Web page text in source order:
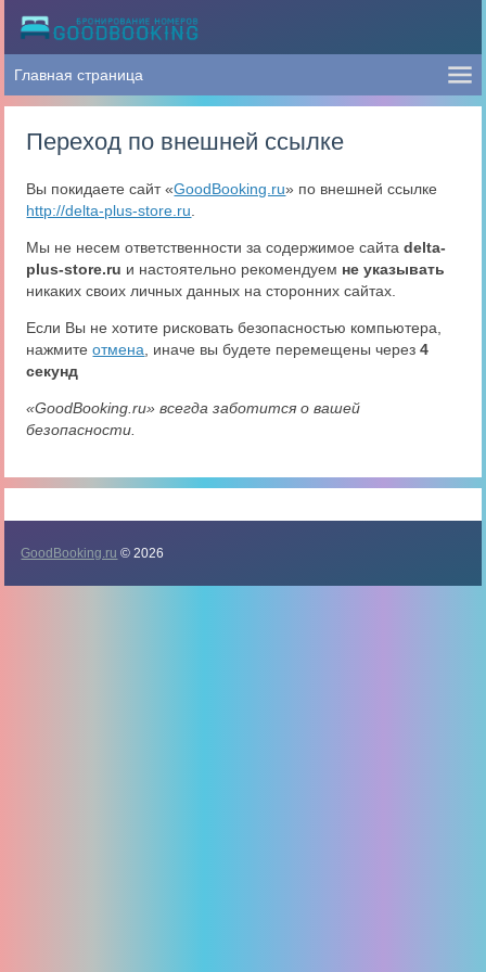
Переход по внешней ссылке
Вы покидаете сайт «GoodBooking.ru» по внешней ссылке
http://delta-plus-store.ru
Мы не несем ответственности за содержимое сайтаdelta-
plus-store.ru и настоятельно рекомендуем не указывать
никаких своих личных данных на сторонних сайтах.
Если Вы не хотите рисковать безопасностью компьютера,
нажмитеотмена , иначе вы будете перемещены через4
секунд
«GoodBooking.ru» всегда заботится о вашей
безопасности.
GoodBooking.ru © 2026